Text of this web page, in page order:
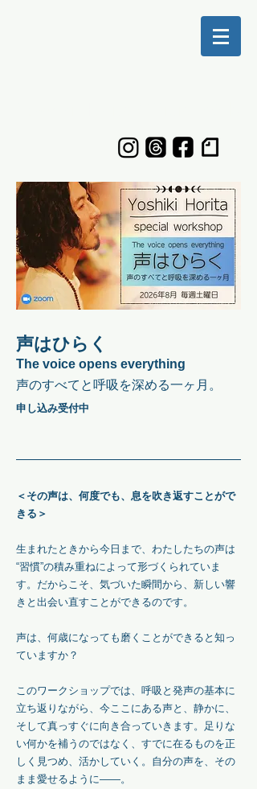
声はひらく
The voice opens everything
声のすべてと呼吸を深める一ヶ月。
申し込み受付中
＜その声は、何度でも、息を吹き返すことがで
きる＞
生まれたときから今日まで、わたしたちの声は
“習慣”の積み重ねによって形づくられていま
す。 だからこそ、気づいた瞬間から、新しい響
きと出会い直すことができるのです。
声は、何歳になっても磨くことができると知っ
ていますか？
このワークショップでは、呼吸と発声の基本に
立ち返りながら、今ここにある声と、静かに、
そして真っすぐに向き合っていきます。 足りな
い何かを補うのではなく、すでに在るものを正
しく見つめ、活かしていく。 自分の声を、その
まま愛せるように——。